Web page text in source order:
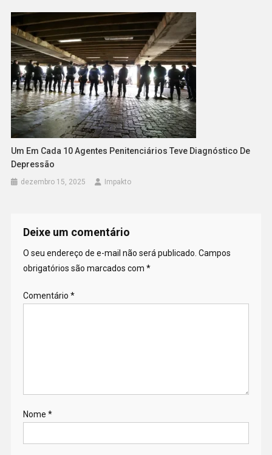
Um Em Cada 10 Agentes Penitenciários Teve Diagnóstico De
Depressão
dezembro 15, 2025 Impakto
Deixe um comentário
O seu endereço de e-mail não será publicado. Campos
obrigatórios são marcados com *
Comentário *
Nome *